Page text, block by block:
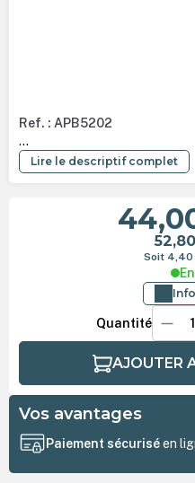
Ref. : APB5202
...
Lire le descriptif complet
Soit 4,40
Quantité
AJOUTER
Vos avantages
Paiement sécuriséen